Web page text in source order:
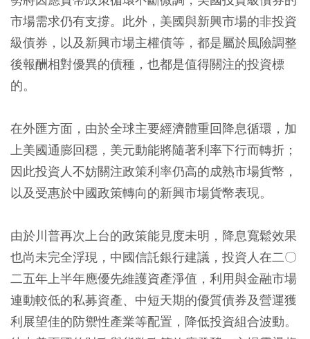
市場需求仍有支撐。此外，美國與新興市場的非投資
級債券，以及新興市場主權債等，都是屬於風險調整
後報酬相對優異的債種，也都是值得關注的投資標
的。
在外匯方面，由於全球主要經濟體重回降息循環，加
上美國通膨回穩，美元動能將隨著利率下行而轉折；
因此投資人不妨關注政策利率仍高的成熟市場貨幣，
以及受惠於中國政策轉向的新興市場貨幣表現。
由於川普再次上台的政策能見度未明，降息寬鬆效果
也尚未完全浮現，中國信託銀行建議，投資人在二〇
二五年上半年應優先維護資產淨值，利用與金融市場
連動較低的私募資產、中短天期的優質債券及營運獲
利展望佳的防禦性產業等配置，降低投資組合波動。